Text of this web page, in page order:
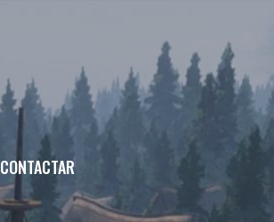
CONTACTAR